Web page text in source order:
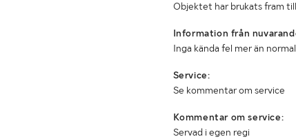
Objektet har brukats fram
Information från
Inga kända fel mer än
Service:
Se kommentar om service
Kommentar om service:
Servad i egen regi